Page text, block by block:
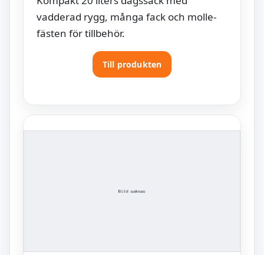
vadderad rygg, många fack och molle-
fästen för tillbehör.
Till produkten